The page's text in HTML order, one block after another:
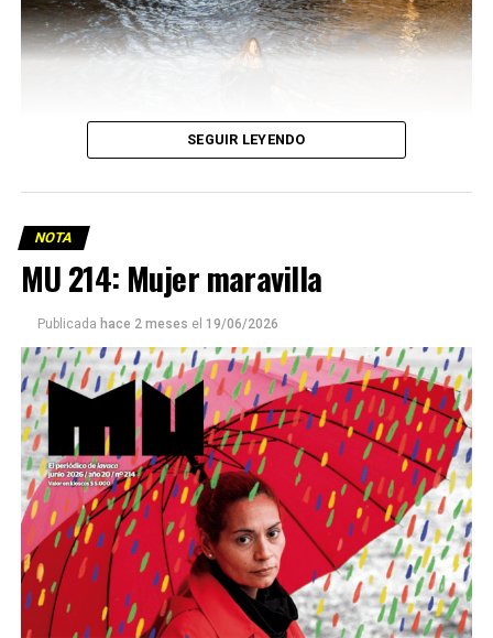
Este número 215 de MU ☝️viene con doble tapa, que
podría ser una frase:
Sin chamuyo, a remarla.
Descargar la Mu en PDF
SEGUIR LEYENDO
NOTA
MU 214: Mujer maravilla
Publicada hace 2 meses el 19/06/2026